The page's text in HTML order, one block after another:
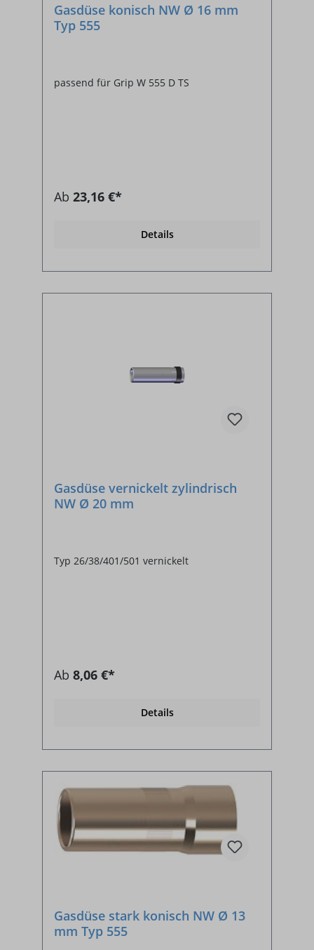
Gasdüse konisch NW Ø 16 mm
Typ 555
passend für Grip W 555 D TS
Ab 23,16 €*
Details
Gasdüse vernickelt zylindrisch
NW Ø 20 mm
Typ 26/38/401/501 vernickelt
Ab 8,06 €*
Details
Gasdüse stark konisch NW Ø 13
mm Typ 555